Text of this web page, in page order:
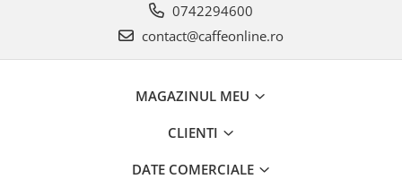
0742294600
contact@caffeonline.ro
MAGAZINUL MEU
CLIENTI
DATE COMERCIALE